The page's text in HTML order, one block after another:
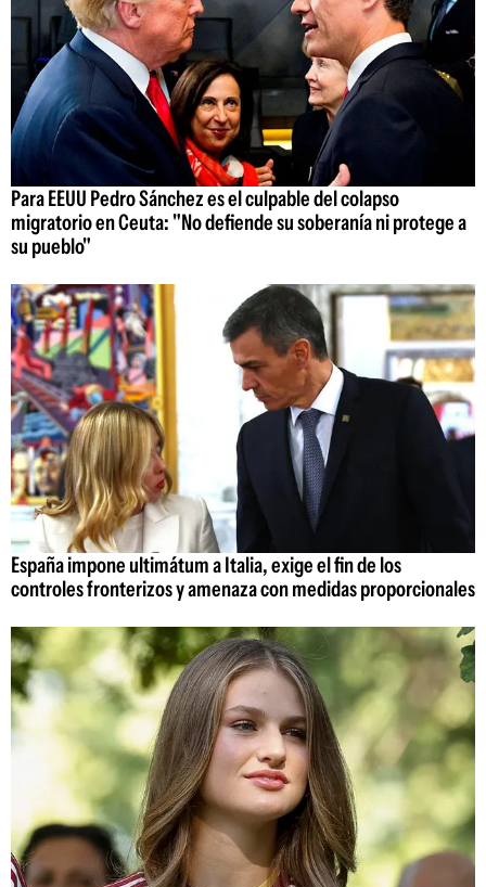
Para EEUU Pedro Sánchez es el culpable del colapso
migratorio en Ceuta: "No defiende su soberanía ni protege a
su pueblo"
España impone ultimátum a Italia, exige el fin de los
controles fronterizos y amenaza con medidas proporcionales